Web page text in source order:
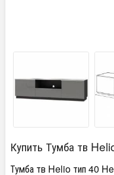
Купить Тумба тв
Тумба тв Helio тип 40